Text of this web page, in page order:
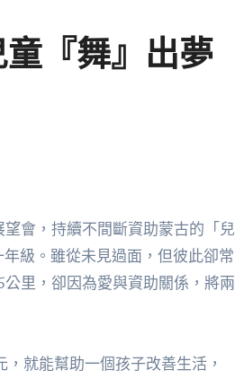
『舞』出夢
級。雖從未見過面，但彼此卻常
里，卻因為愛與資助關係，將兩
就能幫助一個孩子改善生活，